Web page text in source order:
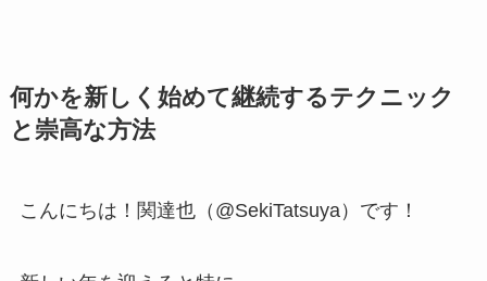
何かを新しく始めて継続するテクニック
と崇高な方法
こんにちは！関達也（@SekiTatsuya）です！